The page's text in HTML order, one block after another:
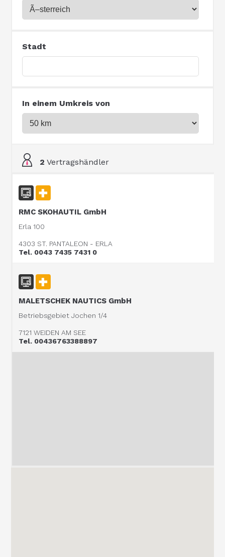
Stadt
In einem Umkreis von
2 Vertragshändler
RMC SKOHAUTIL GmbH
Erla 100
4303 ST. PANTALEON - ERLA
Tel. 0043 7435 7431 0
MALETSCHEK NAUTICS GmbH
Betriebsgebiet Jochen 1/4
7121 WEIDEN AM SEE
Tel. 00436763388897